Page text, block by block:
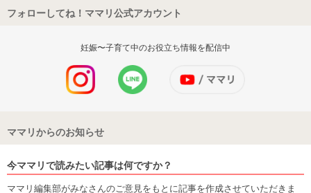
フォローしてね！ママリ公式アカウント
妊娠〜子育て中のお役立ち情報を配信中
ママリからのお知らせ
今ママリで読みたい記事は何ですか？
ママリ編集部がみなさんのご意見をもとに記事を作成させていただきま